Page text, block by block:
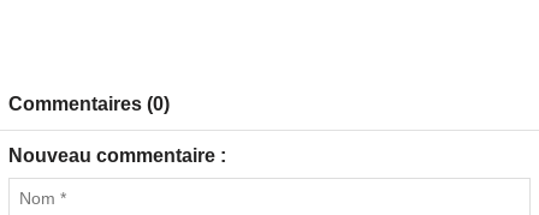
Commentaires (0)
Nouveau commentaire :